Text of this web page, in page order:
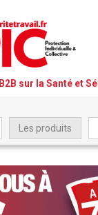
sur la Santé et
Les produits